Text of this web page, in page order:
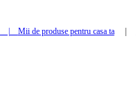
Mii de produse pentru casa ta|